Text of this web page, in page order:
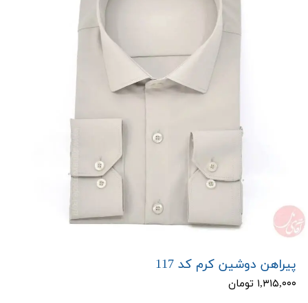
پیراهن دوشین کرم کد 117
۱,۳۱۵,۰۰۰ تومان